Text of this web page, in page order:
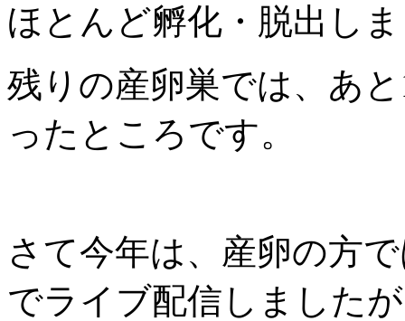
ほとんど孵化・脱出し
残りの産卵巣では、あ
ったところです。
さて今年は、産卵の方
でライブ配信しました